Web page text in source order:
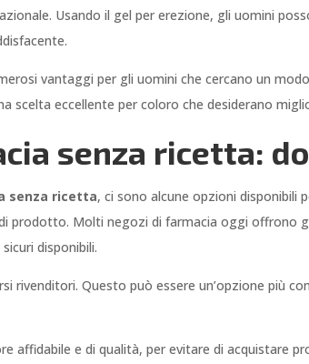
Usando il gel per erezione, gli uomini
vantaggi per gli uomini che cercano un
scelta eccellente per coloro che desiderano
senza ricetta:
senza ricetta, ci sono alcune opzioni disponibili
prodotto. Molti negozi di farmacia oggi offrono
disponibili.
rivenditori. Questo può essere un’opzione più
affidabile e di qualità, per evitare di acquistare